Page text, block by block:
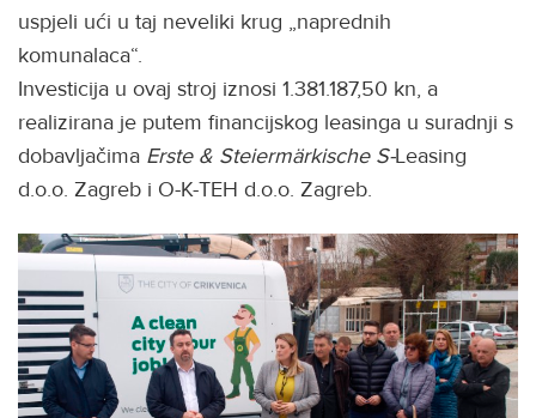
uspjeli ući u taj neveliki krug „naprednih
komunalaca“.
Investicija u ovaj stroj iznosi 1.381.187,50 kn, a
realizirana je putem financijskog leasinga u suradnji s
dobavljačima Erste & Steiermärkische S-Leasing
d.o.o. Zagreb i O-K-TEH d.o.o. Zagreb.